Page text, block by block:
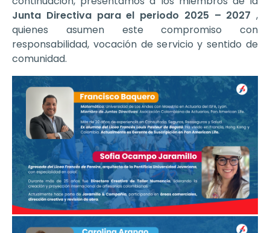
Junta Directiva para el periodo 2025 – 2027 ,
quienes asumen este compromiso con
responsabilidad, vocación de servicio y sentido de
comunidad.